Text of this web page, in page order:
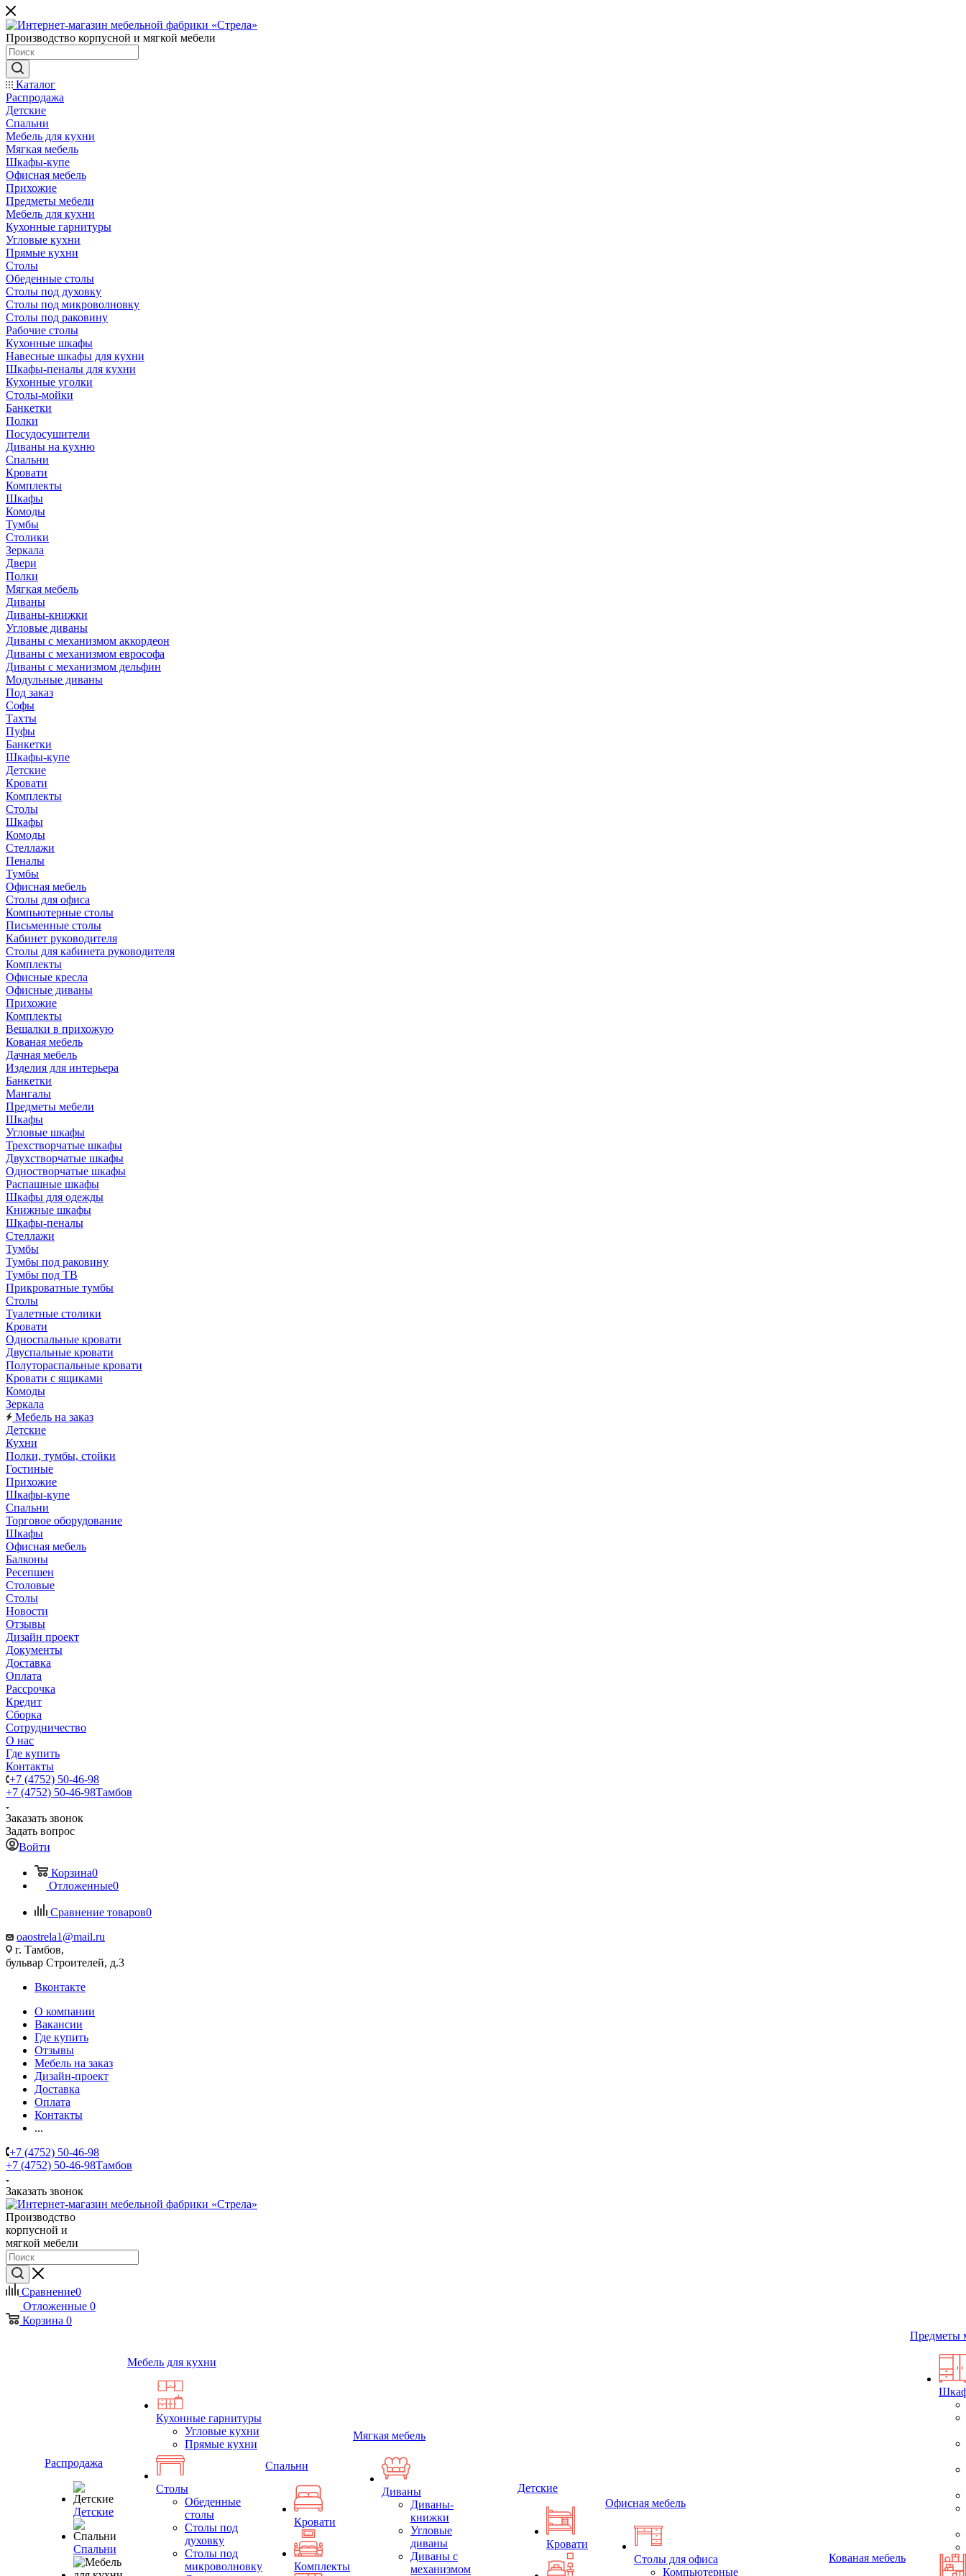
Производство корпусной и мягкой мебели
Каталог
Распродажа
Детские
Спальни
Мебель для кухни
Мягкая мебель
Шкафы-купе
Офисная мебель
Прихожие
Предметы мебели
Мебель для кухни
Кухонные гарнитуры
Угловые кухни
Прямые кухни
Столы
Обеденные столы
Столы под духовку
Столы под микроволновку
Столы под раковину
Рабочие столы
Кухонные шкафы
Навесные шкафы для кухни
Шкафы-пеналы для кухни
Кухонные уголки
Столы-мойки
Банкетки
Полки
Посудосушители
Диваны на кухню
Спальни
Кровати
Комплекты
Шкафы
Комоды
Тумбы
Столики
Зеркала
Двери
Полки
Мягкая мебель
Диваны
Диваны-книжки
Угловые диваны
Диваны с механизмом аккордеон
Диваны с механизмом еврософа
Диваны с механизмом дельфин
Модульные диваны
Под заказ
Софы
Тахты
Пуфы
Банкетки
Шкафы-купе
Детские
Кровати
Комплекты
Столы
Шкафы
Комоды
Стеллажи
Пеналы
Тумбы
Офисная мебель
Столы для офиса
Компьютерные столы
Письменные столы
Кабинет руководителя
Столы для кабинета руководителя
Комплекты
Офисные кресла
Офисные диваны
Прихожие
Комплекты
Вешалки в прихожую
Кованая мебель
Дачная мебель
Изделия для интерьера
Банкетки
Мангалы
Предметы мебели
Шкафы
Угловые шкафы
Трехстворчатые шкафы
Двухстворчатые шкафы
Одностворчатые шкафы
Распашные шкафы
Шкафы для одежды
Книжные шкафы
Шкафы-пеналы
Стеллажи
Тумбы
Тумбы под раковину
Тумбы под ТВ
Прикроватные тумбы
Столы
Туалетные столики
Кровати
Односпальные кровати
Двуспальные кровати
Полутораспальные кровати
Кровати с ящиками
Комоды
Зеркала
Мебель на заказ
Детские
Кухни
Полки, тумбы, стойки
Гостиные
Прихожие
Шкафы-купе
Спальни
Торговое оборудование
Шкафы
Офисная мебель
Балконы
Ресепшен
Столовые
Столы
Новости
Отзывы
Дизайн проект
Документы
Доставка
Оплата
Рассрочка
Кредит
Сборка
Сотрудничество
О нас
Где купить
Контакты
+7 (4752) 50-46-98
+7 (4752) 50-46-98Тамбов
Заказать звонок
Задать вопрос
Войти
Корзина0
Отложенные0
Сравнение товаров0
oaostrela1@mail.ru
г. Тамбов,
бульвар Строителей, д.3
Вконтакте
О компании
Вакансии
Где купить
Отзывы
Мебель на заказ
Дизайн-проект
Доставка
Оплата
Контакты
...
+7 (4752) 50-46-98
+7 (4752) 50-46-98Тамбов
Заказать звонок
Производство
корпусной и
мягкой мебели
Сравнение0
Отложенные 0
Корзина 0
Распродажа
Детские
Спальни
Мебель для кухни
Кухонные гарнитуры
Угловые кухни
Прямые кухни
Столы
Обеденные
столы
Столы под
духовку
Столы под
микроволновку
Спальни
Кровати
Комплекты
Мягкая мебель
Диваны
Диваны-
книжки
Угловые
диваны
Диваны с
механизмом
Детские
Кровати
Офисная мебель
Столы для офиса
Компьютерные
Кованая мебель
Предметы